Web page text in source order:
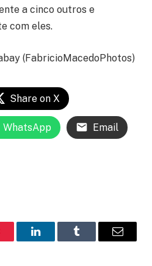
a cinco outros e
com eles.
(FabricioMacedoPhotos)
Share on X
WhatsApp Email
LinkedInTumblr Email